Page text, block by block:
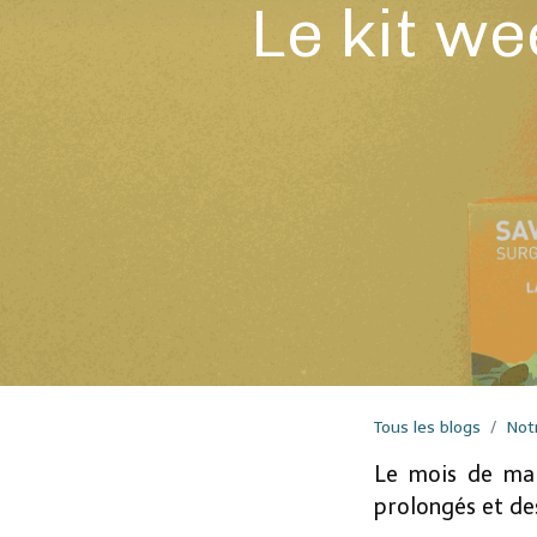
Le kit
Tous les blogs
Le mois de
prolongés et